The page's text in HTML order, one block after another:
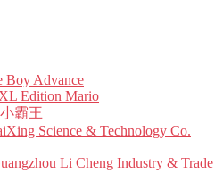
Boy Advance
Edition Mario
霸王
Science & Technology Co.
Li Cheng Industry & Trade